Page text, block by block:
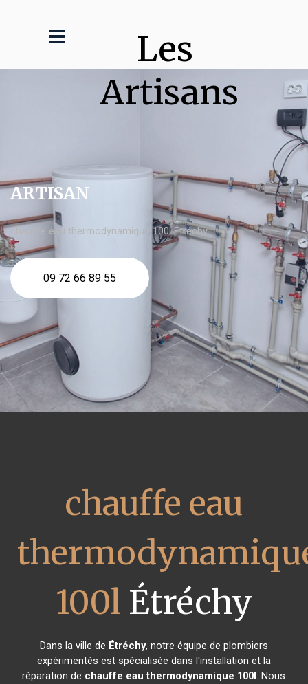
Les
Artisans
ARTISAN
chauffe eau thermodynamique 100l Étréchy
09 72 66 89 55
chauffe eau
100l Étréchy
Dans la ville de Étréchy, notre équipe de plombiers
expérimentés est spécialisée dans l'installation et la
réparation de chauffe eau thermodynamique 100l. Nous